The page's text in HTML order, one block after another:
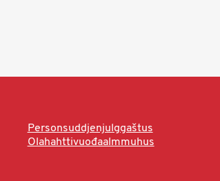
Personsuddjenjulggaštus
Olahahttivuođaalmmuhus